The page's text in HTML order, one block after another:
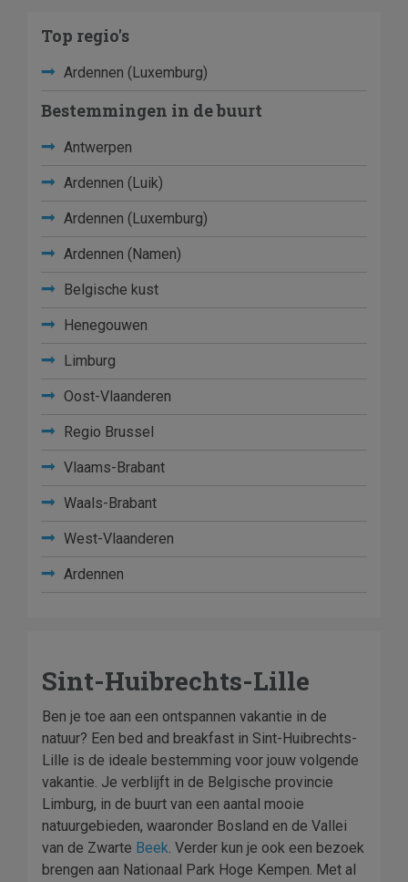
Top regio's
Ardennen (Luxemburg)
Bestemmingen in de buurt
Antwerpen
Ardennen (Luik)
Ardennen (Luxemburg)
Ardennen (Namen)
Belgische kust
Henegouwen
Limburg
Oost-Vlaanderen
Regio Brussel
Vlaams-Brabant
Waals-Brabant
West-Vlaanderen
Ardennen
Sint-Huibrechts-Lille
Ben je toe aan een ontspannen vakantie in de
natuur? Een bed and breakfast in Sint-Huibrechts-
Lille is de ideale bestemming voor jouw volgende
vakantie. Je verblijft in de Belgische provincie
Limburg, in de buurt van een aantal mooie
natuurgebieden, waaronder Bosland en de Vallei
van de Zwarte Beek. Verder kun je ook een bezoek
brengen aan Nationaal Park Hoge Kempen. Met al